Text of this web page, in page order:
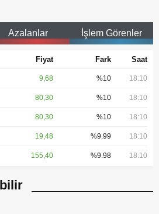
Azalanlar İşlem Görenler
Fiyat Fark Saat
9,68 %10 18:10
80,30 %10 18:10
80,30 %10 18:10
19,48 %9.99 18:10
155,40 %9.98 18:10